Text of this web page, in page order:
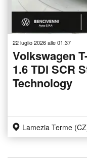
22 luglio 2026 alle 01:37
Volkswagen
1.6 TDI SCR
Technology
Lamezia Terme